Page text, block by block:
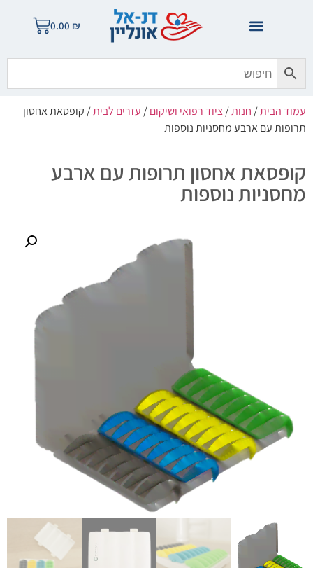
0.00 ₪
עמוד הבית/חנות/ציוד רפואי ושיקום/עזרים לבית/ קופסאת אחסון
תרופות עם ארבע מחסניות נוספות
קופסאת אחסון תרופות עם ארבע
מחסניות נוספות